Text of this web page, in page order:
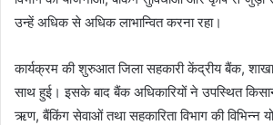
उन्हें अधिक से अधिक लाभान्वित करना रहा।
कार्यक्रम की शुरुआत जिला सहकारी केंद्रीय बैंक, शाखा
साथ हुई। इसके बाद बैंक अधिकारियों ने उपस्थित
ऋण, बैंकिंग सेवाओं तथा सहकारिता विभाग की विभिन्न